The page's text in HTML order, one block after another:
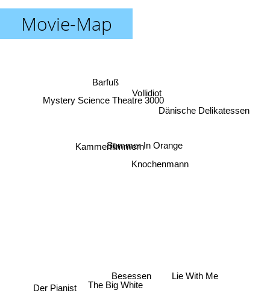
Movie-Map
Besessen
The Big White
Lie With Me
Knochenmann
Sommer In Orange
Kammerflimmern
Mystery Science Theatre 3000
Der Pianist
Vollidiot
Dänische Delikatessen
Barfuß